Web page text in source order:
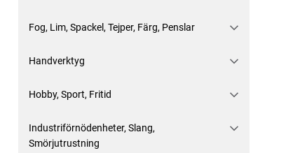
Fog, Lim, Spackel, Tejper, Färg, Penslar
Handverktyg
Hobby, Sport, Fritid
Industriförnödenheter, Slang,
Smörjutrustning